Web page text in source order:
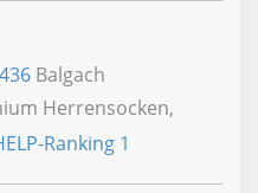
Balgach
Herrensocken,